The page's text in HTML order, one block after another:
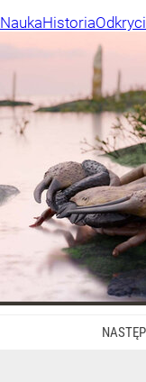
NaukaHistoria